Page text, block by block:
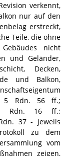
verkennt,
nur auf den
erstreckt,
Teile, die ohne
nicht
und Geländer,
Decken,
und Balkon,
5 Rdn. 56 ff.;
Rdn. 16 ff.;
37 - jeweils
zu dem
vom
zeigen,